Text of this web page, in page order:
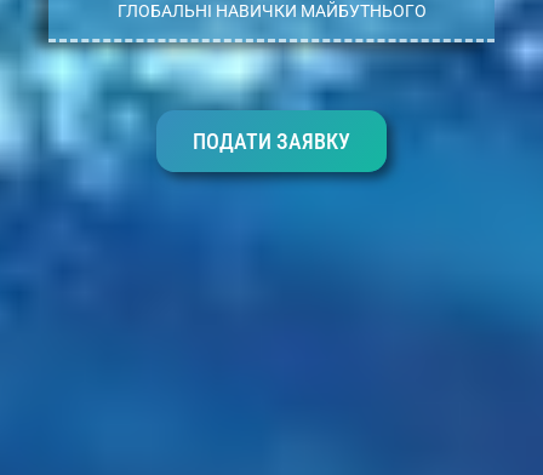
ГЛОБАЛЬНІ НАВИЧКИ МАЙБУТНЬОГО
ПОДАТИ ЗАЯВКУ